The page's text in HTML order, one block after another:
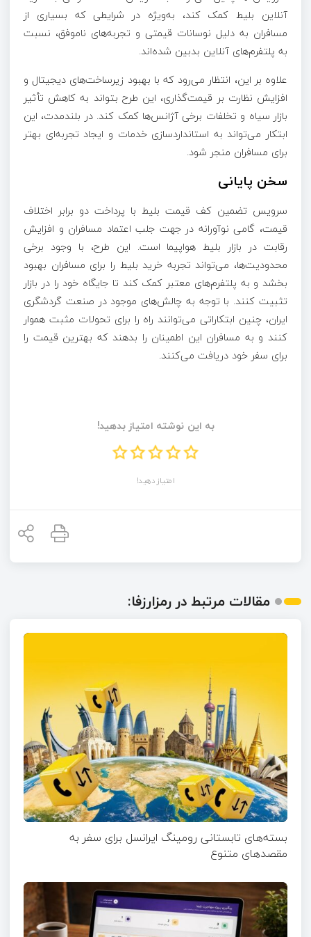
آنلاین بلیط کمک کند، به‌ویژه در شرایطی که بسیاری از
مسافران به دلیل نوسانات قیمتی و تجربه‌های ناموفق، نسبت
به پلتفرم‌های آنلاین بدبین شده‌اند.
علاوه بر این، انتظار می‌رود که با بهبود زیرساخت‌های دیجیتال و
افزایش نظارت بر قیمت‌گذاری، این طرح بتواند به کاهش تأثیر
بازار سیاه و تخلفات برخی آژانس‌ها کمک کند. در بلندمدت، این
ابتکار می‌تواند به استانداردسازی خدمات و ایجاد تجربه‌ای بهتر
برای مسافران منجر شود.
سخن پایانی
سرویس تضمین کف قیمت بلیط با پرداخت دو برابر اختلاف
قیمت، گامی نوآورانه در جهت جلب اعتماد مسافران و افزایش
رقابت در بازار بلیط هواپیما است. این طرح، با وجود برخی
محدودیت‌ها، می‌تواند تجربه خرید بلیط را برای مسافران بهبود
بخشد و به پلتفرم‌های معتبر کمک کند تا جایگاه خود را در بازار
تثبیت کنند. با توجه به چالش‌های موجود در صنعت گردشگری
ایران، چنین ابتکاراتی می‌توانند راه را برای تحولات مثبت هموار
کنند و به مسافران این اطمینان را بدهند که بهترین قیمت را
برای سفر خود دریافت می‌کنند.
به این نوشته امتیاز بدهید!
امتیاز دهید!
مقالات مرتبط در رمزارزفا:
بسته‌های تابستانی رومینگ ایرانسل برای سفر به
مقصدهای متنوع